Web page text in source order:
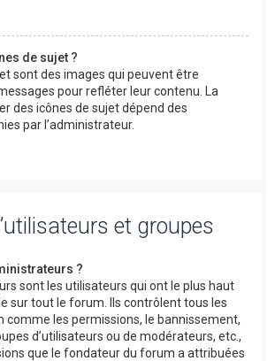
de sujet ?
sont des images qui peuvent être
pour refléter leur contenu. La
des icônes de sujet dépend des
par l’administrateur.
et groupes
?
sont les utilisateurs qui ont le plus haut
sur tout le forum. Ils contrôlent tous les
comme les permissions, le bannissement,
d’utilisateurs ou de modérateurs, etc.,
que le fondateur du forum a attribuées